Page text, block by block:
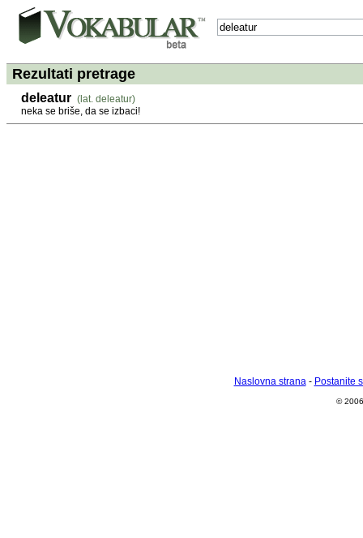
Rezultati pretrage
deleatur (lat. deleatur)
neka se briše, da se izbaci!
Naslovna strana- Postanite
©